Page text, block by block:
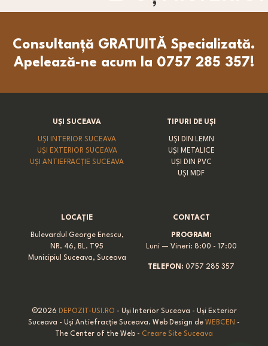
Consultanță GRATUITĂ Specializată.
Apelează-ne acum la 0757 285 357!
UȘI SUCEAVA
UȘI INTERIOR SUCEAVA
UȘI EXTERIOR SUCEAVA
UȘI ANTIEFRACȚIE SUCEAVA
TIPURI DE UȘI
UȘI DIN LEMN
UȘI METALICE
UȘI DIN PVC
UȘI MDF
LOCAȚIE
Bulevardul George Enescu,
NR. 46, BL. T95
Municipiul Suceava, Suceava
CONTACT
PROGRAM:
Luni — Vineri: 8:00 - 17:00
TELEFON: 0757 285 357
©2026 DEPOZIT-USI.RO - Uși Interior Suceava - Uși Exterior
Suceava - Uși Antiefracție Suceava. Web Design de WEBCEN -
The Center of the Web - Creare Site Suceava